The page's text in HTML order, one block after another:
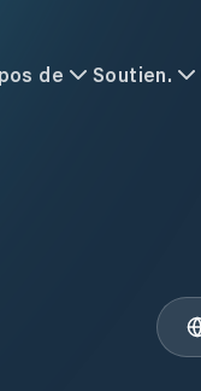
de Soutien.